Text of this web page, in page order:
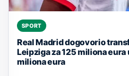
SPORT
Real Madrid dogovorio
Leipziga za 125 miliona eura
miliona eura